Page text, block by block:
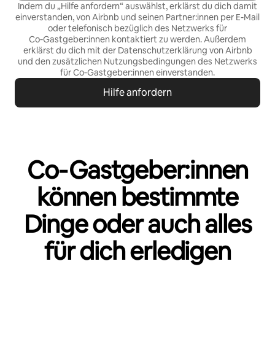
Indem du „Hilfe anfordern“ auswählst, erklärst du dich damit
einverstanden, von Airbnb und seinen Partner:innen per E-Mail
oder telefonisch bezüglich des Netzwerks für
Co‑Gastgeber:innen kontaktiert zu werden. Außerdem
erklärst du dich mit der Datenschutzerklärung von Airbnb
und denzusätzlichen Nutzungsbedingungen des Netzwerks
für Co‑Gastgeber:inneneinverstanden.
Hilfe anfordern
Co‑Gastgeber:innen
können bestimmte
Dinge oder auch alles
für dich erledigen